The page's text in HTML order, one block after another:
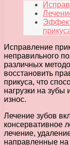
Исправление
неправильного
различных
восстановить
прикуса, что
нагрузки на
износ.
Лечение зубов
консервативное
лечение,
направленные